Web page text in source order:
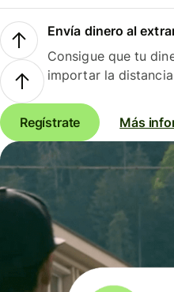
Envía dinero al
Consigue que tu
importar la
Regístrate Más